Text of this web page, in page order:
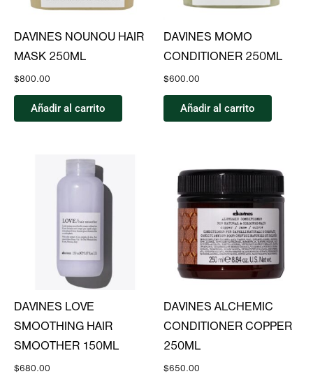
DAVINES NOUNOU HAIR
MASK 250ML
$800.00
Añadir al carrito
DAVINES MOMO
CONDITIONER 250ML
$600.00
Añadir al carrito
DAVINES LOVE
SMOOTHING HAIR
SMOOTHER 150ML
$680.00
DAVINES ALCHEMIC
CONDITIONER COPPER
250ML
$650.00